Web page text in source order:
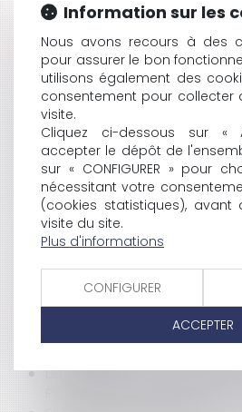
HISTORIQUE
INDEMNITÉ COMPENSANT
TRAVAILLÉS POUR LES
SANCTION DISCIPLINAIRE ET
UN DIVORCE CHEZ LE
CANAL + ATTAQUE LA LIGUE 1
L'AG NE PEUT RETIRER LE
PRIVATIVE D'UNE TERRASSE
ETUDE DU PROJET DE LOI QUI
LE RACHAT DES JOURS DE RTT
GOOGLE ACCEPTE DE
L'IDENTIFICATION DE
TRANSFORMATION D'UN
DÉSAFFECTÉ EN BÂTIMENT
LE PSYCHOLOGUE À
LES ALLÉGATIONS
Information sur les
Nous avons recours à des
pour assurer le bon
utilisons également des
consentement pour collecter
visite.
Cliquez ci-dessous sur «
accepter le dépôt de
sur « CONFIGURER » pour
nécessitant votre
(cookies statistiques), avant
visite du site.
Plus d'informations
CONFIGURER
ACCEPTER